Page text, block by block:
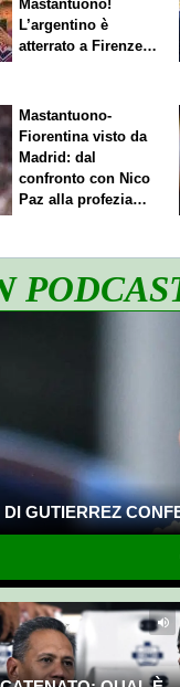
Mastantuono!
L’argentino è
atterrato a Firenze,
Mastantuono-
Fiorentina visto da
Madrid: dal
confronto con Nico
Paz alla profezia
DI GUTIERREZ